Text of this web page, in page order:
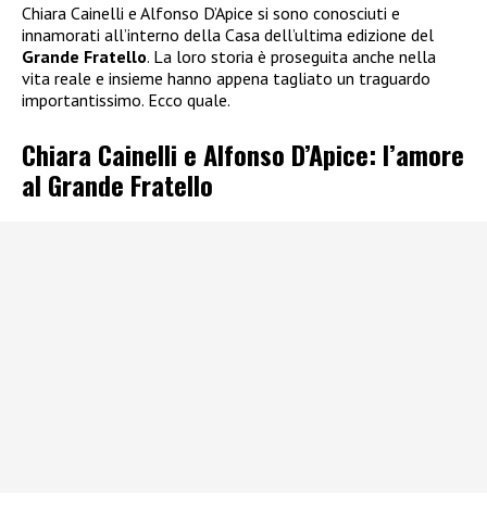
Chiara Cainelli e Alfonso D’Apice si sono conosciuti e
innamorati all’interno della Casa dell’ultima edizione del
Grande Fratello. La loro storia è proseguita anche nella
vita reale e insieme hanno appena tagliato un traguardo
importantissimo. Ecco quale.
Chiara Cainelli e Alfonso D’Apice: l’amore
al Grande Fratello